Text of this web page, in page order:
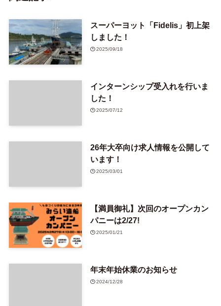
スーパーヨット「Fidelis」初上架
しました！
2025/09/18
インターンシップ受入れを行いま
した！
2025/07/12
26年大卒向け求人情報を公開して
います！
2025/03/01
【満員御礼】次回のオープンカン
パニーは2/27!
2025/01/21
年末年始休業のお知らせ
2024/12/28